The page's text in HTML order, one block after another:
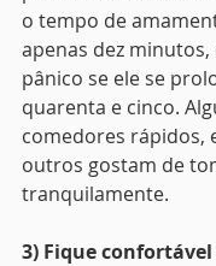
o tempo de
apenas dez
pânico se ele se
quarenta e cinco.
comedores rápidos,
outros gostam de
tranquilamente.
3) Fique